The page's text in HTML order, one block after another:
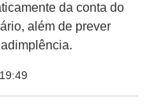
da conta do
além de prever